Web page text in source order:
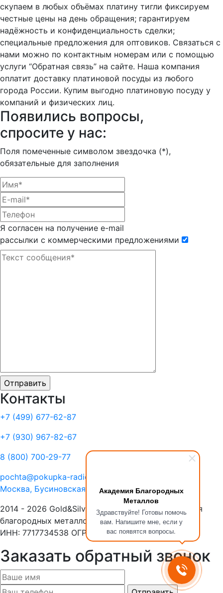
Академия Благородных
Металлов
Здравствуйте! Готовы помочь
вам. Напишите мне, если у
вас появятся вопросы.
скупаем в любых объёмах платину тигли фиксируем
честные цены на день обращения; гарантируем
надёжность и конфиденциальность сделки;
специальные предложения для оптовиков. Связаться с
нами можно по контактным номерам или с помощью
услуги “Обратная связь” на сайте. Наша компания
оплатит доставку платиновой посуды из любого
города России. Купим выгодно платиновую посуду у
компаний и физических лиц.
Появились вопросы,
спросите у нас:
Поля помеченные символом звездочка (*),
обязательные для заполнения
Я согласен на получение e-mail
рассылки с коммерческими предложениями
Контакты
+7 (499) 677-62-87
+7 (930) 967-82-67
8 (800) 700-29-77
pochta@pokupka-radiolom.ru
Москва, Бусиновская Горка, 1Е с.5
2014 - 2026 Gold&Silver Научный Центр «Академия
благородных металлов»
ИНН: 7717734538 ОГРН: 1137746053908
Заказать обратный звонок